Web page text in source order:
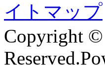
イトマップ
Copyright